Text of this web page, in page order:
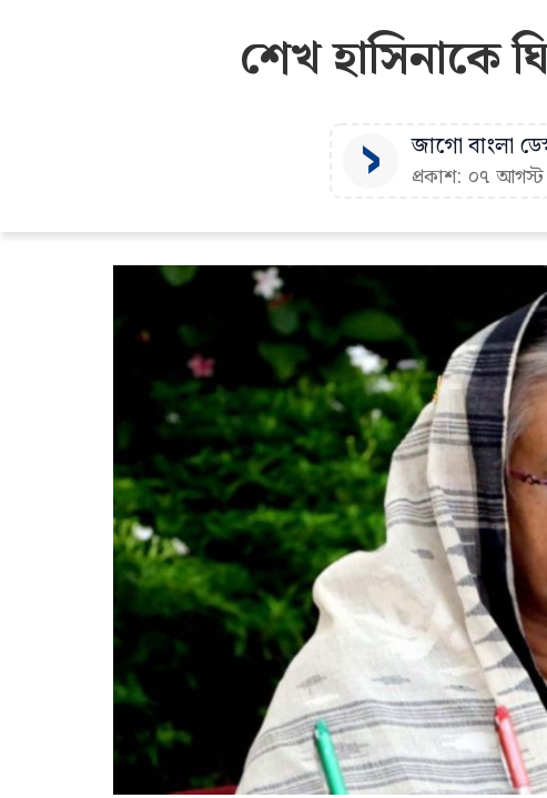
শেখ হাসিনাকে
জাগো বাংলা
প্রকাশ: ০৭